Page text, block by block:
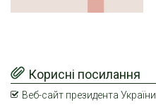
Корисні посилання
Веб-сайт президента України